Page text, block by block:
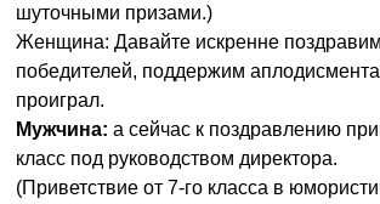
шуточными призами.)
Женщина: Давайте искренне
победителей, поддержим
проиграл.
Мужчина: а сейчас к поздравлению
класс под руководством директора.
(Приветствие от 7-го класса в